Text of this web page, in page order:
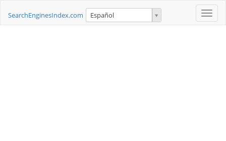
Toggle
SearchEnginesIndex.com Español